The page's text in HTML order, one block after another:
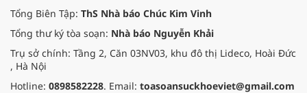
Tổng Biên Tập: ThS Nhà báo Chúc Kim Vinh
Tổng thư ký tòa soạn: Nhà báo Nguyễn Khải
Trụ sở chính: Tầng 2, Căn 03NV03, khu đô thị Lideco, Hoài Đức
, Hà Nội
Hotline: 0898582228. Email: toasoansuckhoeviet@gmail.com